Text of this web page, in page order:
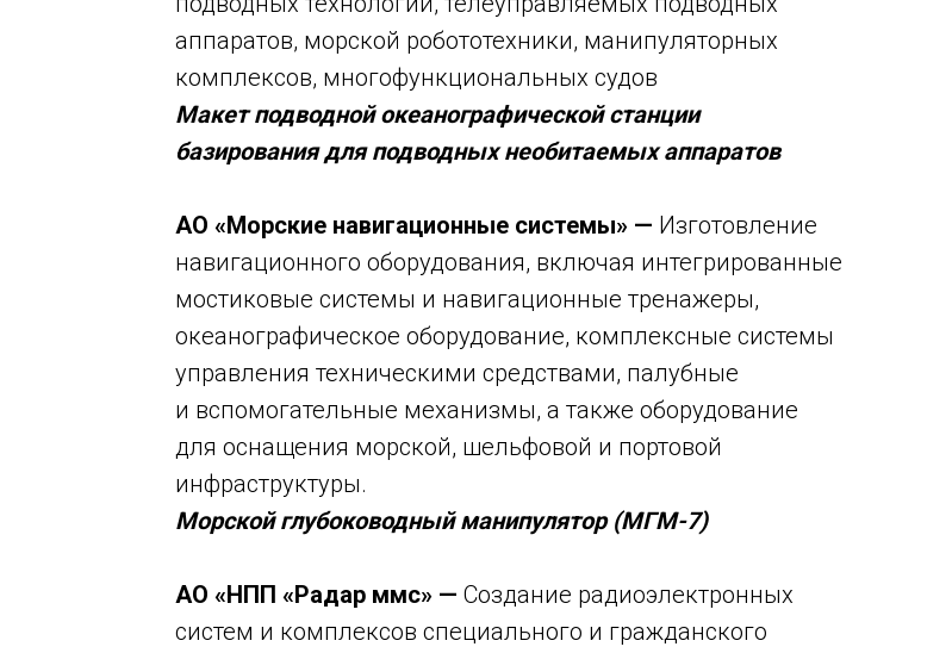
аппаратов, морской робототехники, манипуляторных
комплексов, многофункциональных судов
Макет подводной океанографической станции
базирования для подводных необитаемых аппаратов
АО «Морские навигационные системы» — Изготовление
навигационного оборудования, включая интегрированные
мостиковые системы и навигационные тренажеры,
океанографическое оборудование, комплексные системы
управления техническими средствами, палубные
и вспомогательные механизмы, а также оборудование
для оснащения морской, шельфовой и портовой
инфраструктуры.
Морской глубоководный манипулятор (МГМ-7)
АО «НПП «Радар ммс» — Создание радиоэлектронных
систем и комплексов специального и гражданского